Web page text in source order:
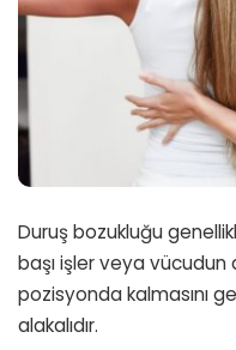
Duruş bozukluğu
başı işler veya
pozisyonda kalmasını
alakalıdır.